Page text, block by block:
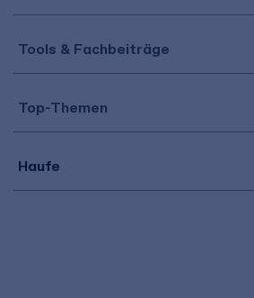
Tools & Fachbeiträge
Top-Themen
Haufe